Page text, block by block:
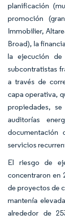
planificación
promoción
Immobilier,
Broad), la
la ejecución de
subcontratistas
a través de
capa operativa,
propiedades,
auditorías
documentación
servicios
El riesgo de
concentraron en
de proyectos de
mantenía
alrededor de